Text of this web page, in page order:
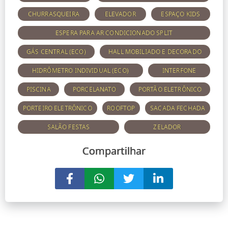
CHURRASQUEIRA ELEVADOR ESPAÇO KIDS
ESPERA PARA AR CONDICIONADO SPLIT
GÁS CENTRAL (ECO) HALL MOBILIADO E DECORADO
HIDRÔMETRO INDIVIDUAL (ECO) INTERFONE
PISCINA PORCELANATO PORTÃO ELETRÔNICO
PORTEIRO ELETRÔNICO ROOFTOP SACADA FECHADA
SALÃO FESTAS ZELADOR
Compartilhar